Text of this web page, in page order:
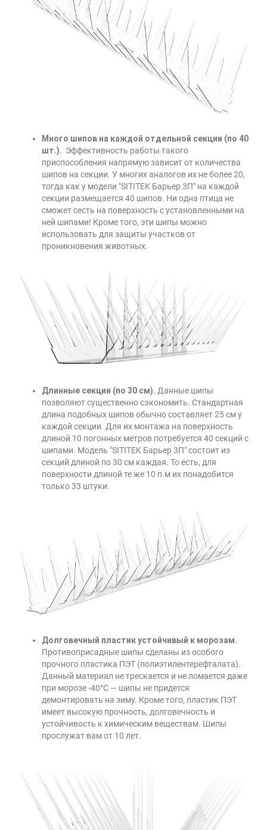
Много шипов на каждой отдельной секции (по 40
шт.). Эффективность работы такого
приспособления напрямую зависит от количества
шипов на секции. У многих аналогов их не более 20,
тогда как у модели "SITITEK Барьер 3П" на каждой
секции размещается 40 шипов. Ни одна птица не
сможет сесть на поверхность с установленными на
ней шипами! Кроме того, эти шипы можно
использовать для защиты участков от
проникновения животных.
Длинные секции (по 30 см). Данные шипы
позволяют существенно сэкономить. Стандартная
длина подобных шипов обычно составляет 25 см у
каждой секции. Для их монтажа на поверхность
длиной 10 погонных метров потребуется 40 секций с
шипами. Модель "SITITEK Барьер 3П" состоит из
секций длиной по 30 см каждая. То есть, для
поверхности длиной те же 10 п.м их понадобится
только 33 штуки.
Долговечный пластик устойчивый к морозам.
Противоприсадные шипы сделаны из особого
прочного пластика ПЭТ (полиэтилентерефталата).
Данный материал не трескается и не ломается даже
при морозе -40°С — шипы не придется
демонтировать на зиму. Кроме того, пластик ПЭТ
имеет высокую прочность, долговечность и
устойчивость к химическим веществам. Шипы
прослужат вам от 10 лет.